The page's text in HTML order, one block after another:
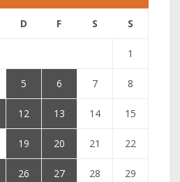
D F S S
1
5 6 7 8
12 13 14 15
19 20 21 22
26 27 28 29